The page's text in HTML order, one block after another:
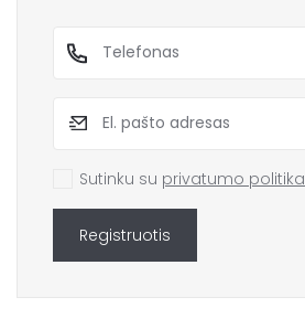
Sutinku su privatumo politika
Registruotis